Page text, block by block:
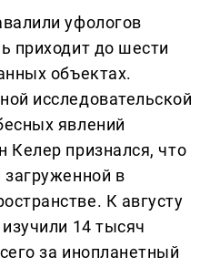
уфологов
приходит до шести
объектах.
исследовательской
явлений
Келер признался, что
в
К августу
14 тысяч
за инопланетный